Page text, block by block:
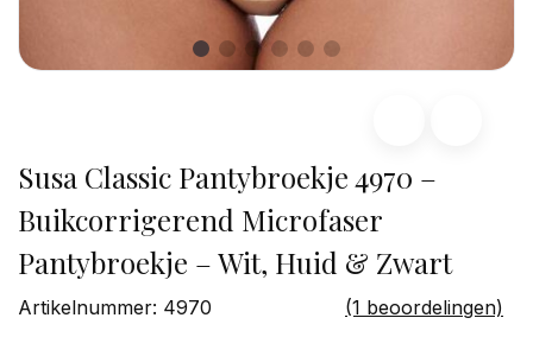
Susa Classic Pantybroekje 4970 –
Buikcorrigerend Microfaser
Pantybroekje – Wit, Huid & Zwart
Artikelnummer: 4970
(1 beoordelingen)